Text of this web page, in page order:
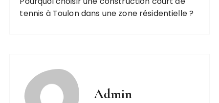
tennis à Toulon dans une zone résidentielle ?
Admin